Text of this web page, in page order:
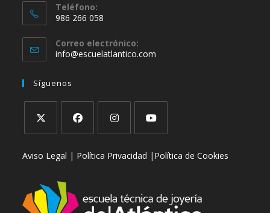
Teléfono:
986 266 058
abre
en
Correo electrónico:
info@escuelatlantico.com
Síguenos
abre
nueva
abre
una
nueva
abre
nueva
abre
nueva
Aviso Legal | Política Privacidad | Política de Cookies